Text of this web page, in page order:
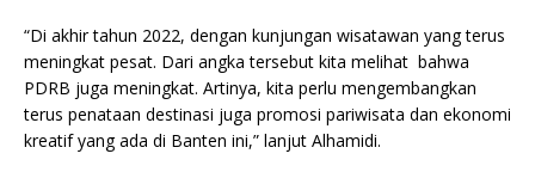
“Di akhir tahun 2022, dengan kunjungan wisatawan yang terus
meningkat pesat. Dari angka tersebut kita melihat bahwa
PDRB juga meningkat. Artinya, kita perlu mengembangkan
terus penataan destinasi juga promosi pariwisata dan ekonomi
kreatif yang ada di Banten ini,” lanjut Alhamidi.